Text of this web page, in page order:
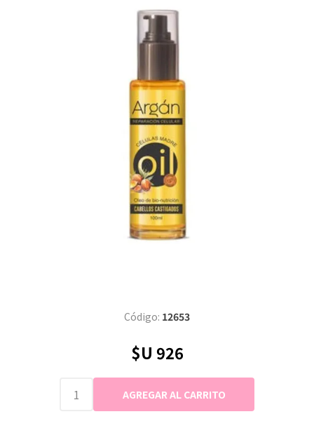
Código: 12653
$U 926